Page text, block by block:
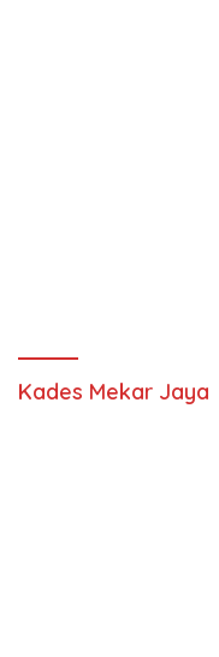
Kades Mekar Jaya